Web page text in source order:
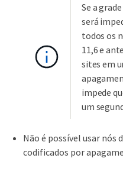
Se a
será
todos os
11,6 e
sites em
impede
um
Não é possível usar nós
codificados por